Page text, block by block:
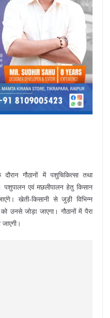
गौठानों में पशुचिकित्सा तथा
पशुपालन एवं मछलीपालन हेतु किसान
खेती-किसानी से जुड़ी विभिन्न
उनसे जोड़ा जाएगा। गौठानों में पैरा